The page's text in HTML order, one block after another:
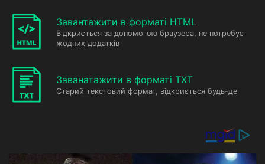
Завантажити в форматі HTML
Відкриється за допомогою браузера, не потребує
жодних додатків
Заванатажити в форматі TXT
Старий текстовий формат, відкриється будь-де